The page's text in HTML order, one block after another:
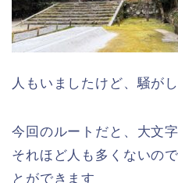
人もいましたけど、騒が
今回のルートだと、大文
それほど人も多くないの
とができます